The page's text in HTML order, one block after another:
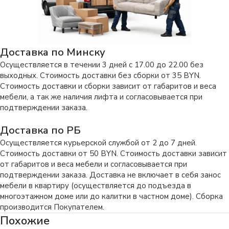
Доставка по Минску
Осуществляется в течении 3 дней с 17.00 до 22.00 без
выходных. Стоимость доставки без сборки от 35 BYN.
Стоимость доставки и сборки зависит от габаритов и веса
мебели, а так же наличия лифта и согласовывается при
подтверждении заказа.
Доставка по РБ
Осуществляется курьерской службой от 2 до 7 дней.
Стоимость доставки от 50 BYN. Стоимость доставки зависит
от габаритов и веса мебели и согласовывается при
подтверждении заказа. Доставка не включает в себя занос
мебели в квартиру (осуществляется до подъезда в
многоэтажном доме или до калитки в частном доме). Сборка
производится Покупателем.
Похожие